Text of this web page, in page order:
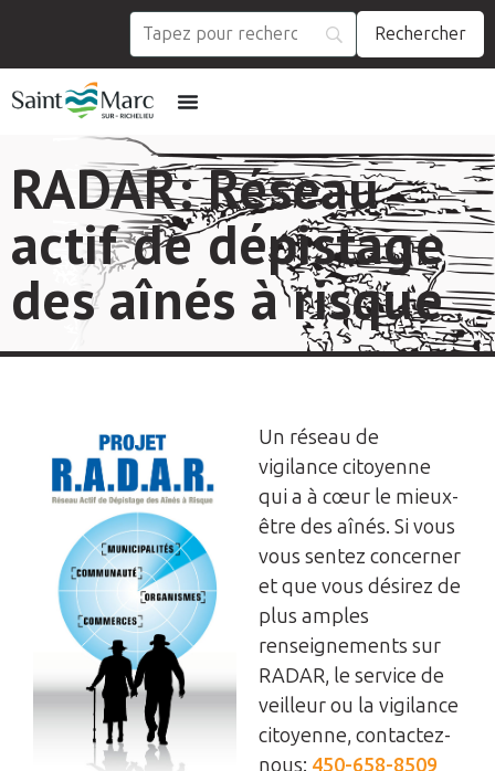
RADAR: Réseau
actif de dépistage
des aînés à risque
Un réseau de
vigilance citoyenne
qui a à cœur le mieux-
être des aînés. Si vous
vous sentez concerner
et que vous désirez de
plus amples
renseignements sur
RADAR, le service de
veilleur ou la vigilance
citoyenne, contactez-
nous: 450-658-8509